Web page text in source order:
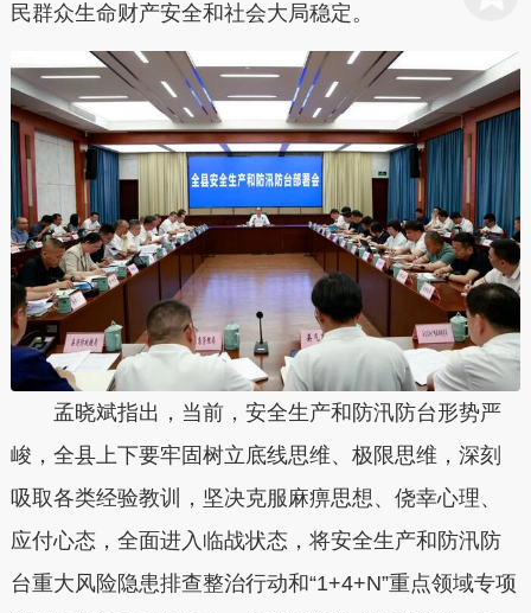
民群众生命财产安全和社会大局稳定。
孟晓斌指出，当前，安全生产和防汛防台形势严
峻，全县上下要牢固树立底线思维、极限思维，深刻
吸取各类经验教训，坚决克服麻痹思想、侥幸心理、
应付心态，全面进入临战状态，将安全生产和防汛防
台重大风险隐患排查整治行动和“1+4+N”重点领域专项